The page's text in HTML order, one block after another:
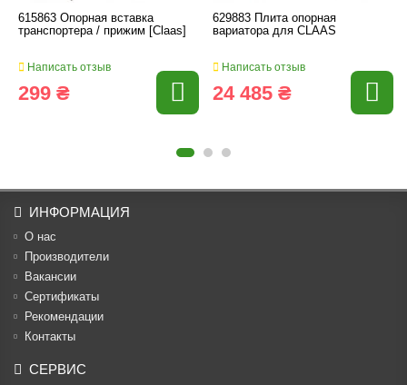
615863 Опорная вставка
транспортера / прижим [Claas]
Написать отзыв
299 ₴
629883 Плита опорная
вариатора для CLAAS
Написать отзыв
24 485 ₴
ИНФОРМАЦИЯ
О нас
Производители
Вакансии
Cертификаты
Рекомендации
Контакты
СЕРВИС